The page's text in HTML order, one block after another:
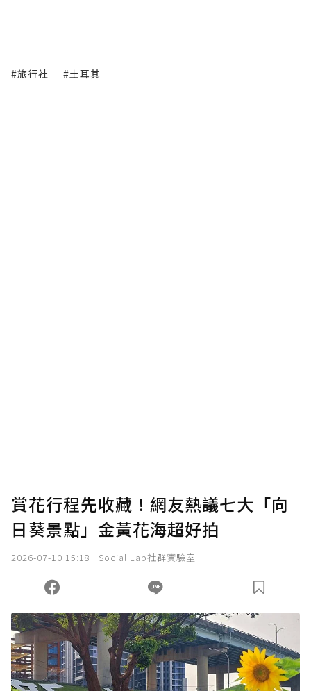
#旅行社 #土耳其
賞花行程先收藏！網友熱議七大「向
日葵景點」金黃花海超好拍
2026-07-10 15:18 Social Lab社群實驗室